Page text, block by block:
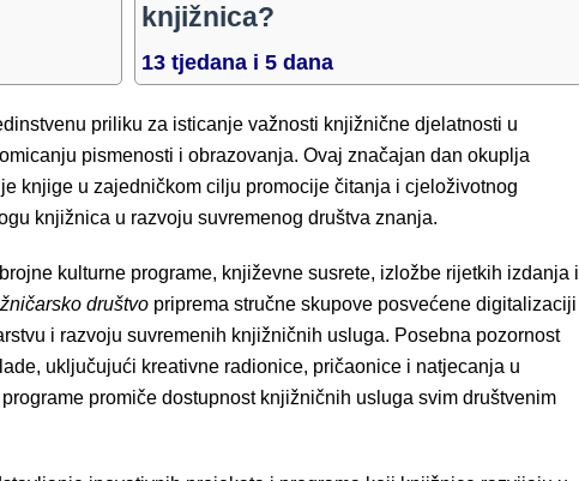
knjižnica?
13 tjedana i 5 dana
priliku za isticanje važnosti knjižnične djelatnosti u
pismenosti i obrazovanja. Ovaj značajan dan okuplja
knjige u zajedničkom cilju promocije čitanja i cjeloživotnog
knjižnica u razvoju suvremenog društva znanja.
kulturne programe, književne susrete, izložbe rijetkih izdanja i
društvo priprema stručne skupove posvećene digitalizaciji
i razvoju suvremenih knjižničnih usluga. Posebna pozornost
uključujući kreativne radionice, pričaonice i natjecanja u
promiče dostupnost knjižničnih usluga svim društvenim